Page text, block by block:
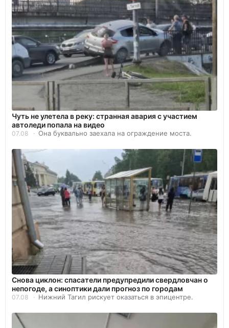
Чуть не улетела в реку: странная авария с участием
автоледи попала на видео
07.08 Она буквально заехала на ограждение моста.
Снова циклон: спасатели предупредили свердловчан о
непогоде, а синоптики дали прогноз по городам
07.08 Нижний Тагил рискует оказаться в эпицентре.